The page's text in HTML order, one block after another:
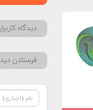
دیدگاه
فرستادن